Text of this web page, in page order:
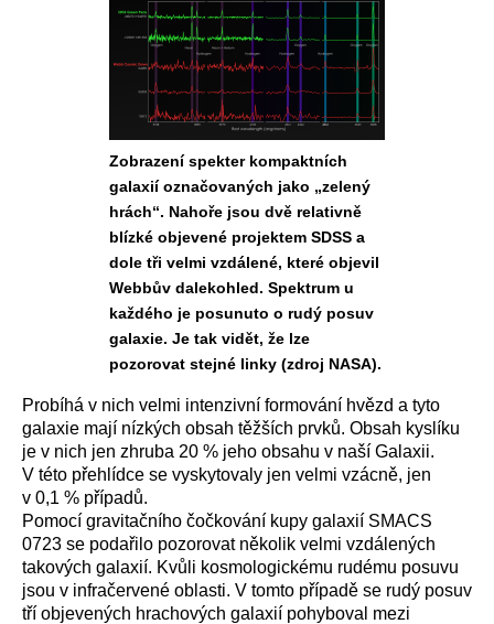
Zobrazení spekter kompaktních
galaxií označovaných jako „zelený
hrách“. Nahoře jsou dvě relativně
blízké objevené projektem SDSS a
dole tři velmi vzdálené, které objevil
Webbův dalekohled. Spektrum u
každého je posunuto o rudý posuv
galaxie. Je tak vidět, že lze
pozorovat stejné linky (zdroj NASA).
Probíhá v nich velmi intenzivní formování hvězd a tyto
galaxie mají nízkých obsah těžších prvků. Obsah kyslíku
je v nich jen zhruba 20 % jeho obsahu v naší Galaxii.
V této přehlídce se vyskytovaly jen velmi vzácně, jen
v 0,1 % případů.
Pomocí gravitačního čočkování kupy galaxií SMACS
0723 se podařilo pozorovat několik velmi vzdálených
takových galaxií. Kvůli kosmologickému rudému posuvu
jsou v infračervené oblasti. V tomto případě se rudý posuv
tří objevených hrachových galaxií pohyboval mezi